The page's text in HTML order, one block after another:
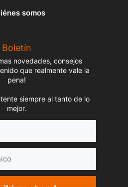
somos
Boletín
novedades, consejos
que realmente vale la
pena!
siempre al tanto de lo
mejor.